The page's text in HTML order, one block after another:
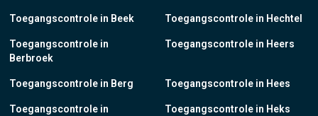
Toegangscontrole in Beek
Toegangscontrole in
Berbroek
Toegangscontrole in Berg
Toegangscontrole in
Toegangscontrole in Hechtel
Toegangscontrole in Heers
Toegangscontrole in Hees
Toegangscontrole in Heks